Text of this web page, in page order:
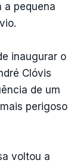
a pequena
inaugurar o
Clóvis
de um
perigoso
voltou a